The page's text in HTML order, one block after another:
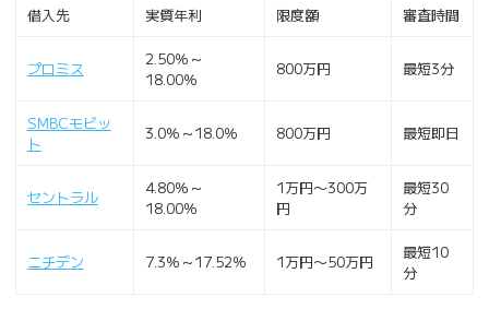
借入先 実質年利 限度額 審査時間
プロミス
2.50％～
18.00％
800万円 最短3分
SMBCモビッ
ト
3.0％～18.0％ 800万円 最短即日
セントラル
4.80％～
18.00％
1万円〜300万
円
最短30
分
ニチデン 7.3％～17.52％ 1万円〜50万円
最短10
分